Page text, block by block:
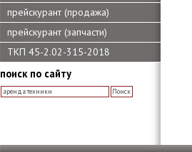
прейскурант (продажа)
прейскурант (запчасти)
ТКП 45-2.02-315-2018
поиск по сайту